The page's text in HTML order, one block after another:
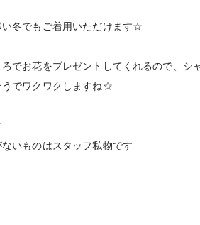
冬でもご着用いただけます☆
でお花をプレゼントしてくれるので、シ
うでワクワクしますね☆
いものはスタッフ私物です